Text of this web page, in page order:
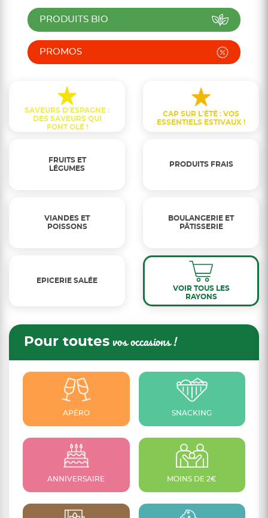
PRODUITS BIO
PROMOS
SAVEURS D'ESPAGNE :
DES SAVEURS QUI
FONT OLÉ !
CAP SUR L'ÉTÉ : VOS
ESSENTIELS ESTIVAUX !
FRUITS ET
LÉGUMES
PRODUITS FRAIS
VIANDES ET
POISSONS
BOULANGERIE ET
PÂTISSERIE
EPICERIE SALÉE
VOIR TOUS LES
RAYONS
Pour toutes vos occasions !
APÉRO SNACKING
ANNIVERSAIRE MOINS DE 2€